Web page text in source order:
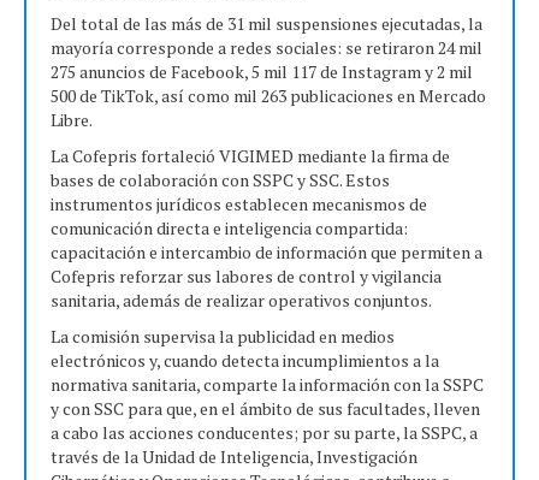
Del total de las más de 31 mil suspensiones ejecutadas, la
mayoría corresponde a redes sociales: se retiraron 24 mil
275 anuncios de Facebook, 5 mil 117 de Instagram y 2 mil
500 de TikTok, así como mil 263 publicaciones en Mercado
Libre.
La Cofepris fortaleció VIGIMED mediante la firma de
bases de colaboración con SSPC y SSC. Estos
instrumentos jurídicos establecen mecanismos de
comunicación directa e inteligencia compartida:
capacitación e intercambio de información que permiten a
Cofepris reforzar sus labores de control y vigilancia
sanitaria, además de realizar operativos conjuntos.
La comisión supervisa la publicidad en medios
electrónicos y, cuando detecta incumplimientos a la
normativa sanitaria, comparte la información con la SSPC
y con SSC para que, en el ámbito de sus facultades, lleven
a cabo las acciones conducentes; por su parte, la SSPC, a
través de la Unidad de Inteligencia, Investigación